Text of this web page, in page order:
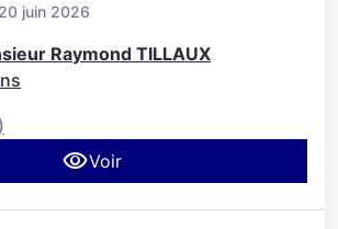
juin 2026
Raymond TILLAUX
Voir